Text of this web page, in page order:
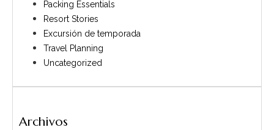
Packing Essentials
Resort Stories
Excursión de temporada
Travel Planning
Uncategorized
Archivos